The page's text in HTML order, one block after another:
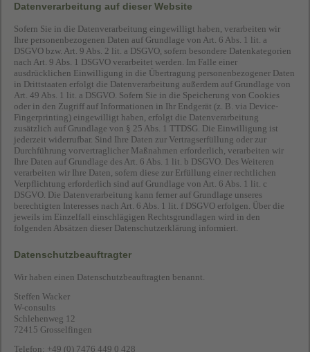
Datenverarbeitung auf dieser Website
Sofern Sie in die Datenverarbeitung eingewilligt haben, verarbeiten wir
Ihre personenbezogenen Daten auf Grundlage von Art. 6 Abs. 1 lit. a
DSGVO bzw. Art. 9 Abs. 2 lit. a DSGVO, sofern besondere Datenkategorien
nach Art. 9 Abs. 1 DSGVO verarbeitet werden. Im Falle einer
ausdrücklichen Einwilligung in die Übertragung personenbezogener Daten
in Drittstaaten erfolgt die Datenverarbeitung außerdem auf Grundlage von
Art. 49 Abs. 1 lit. a DSGVO. Sofern Sie in die Speicherung von Cookies
oder in den Zugriff auf Informationen in Ihr Endgerät (z. B. via Device-
Fingerprinting) eingewilligt haben, erfolgt die Datenverarbeitung
zusätzlich auf Grundlage von § 25 Abs. 1 TTDSG. Die Einwilligung ist
jederzeit widerrufbar. Sind Ihre Daten zur Vertragserfüllung oder zur
Durchführung vorvertraglicher Maßnahmen erforderlich, verarbeiten wir
Ihre Daten auf Grundlage des Art. 6 Abs. 1 lit. b DSGVO. Des Weiteren
verarbeiten wir Ihre Daten, sofern diese zur Erfüllung einer rechtlichen
Verpflichtung erforderlich sind auf Grundlage von Art. 6 Abs. 1 lit. c
DSGVO. Die Datenverarbeitung kann ferner auf Grundlage unseres
berechtigten Interesses nach Art. 6 Abs. 1 lit. f DSGVO erfolgen. Über die
jeweils im Einzelfall einschlägigen Rechtsgrundlagen wird in den
folgenden Absätzen dieser Datenschutzerklärung informiert.
Datenschutz­beauftragter
Wir haben einen Datenschutzbeauftragten benannt.
Steffen Wacker
W-consults
Schlehenweg 12
72415 Grosselfingen
Telefon: +49 (0) 7476 449 0 428